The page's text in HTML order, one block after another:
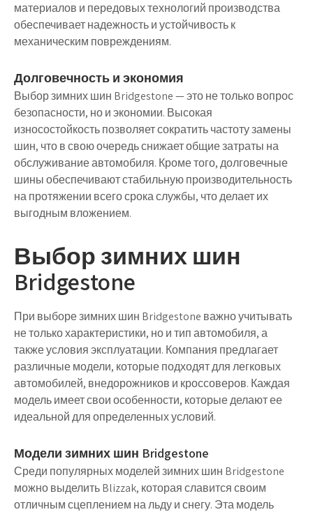
материалов и передовых технологий производства
обеспечивает надежность и устойчивость к
механическим повреждениям.
Долговечность и экономия
Выбор зимних шин Bridgestone — это не только вопрос
безопасности, но и экономии. Высокая
износостойкость позволяет сократить частоту замены
шин, что в свою очередь снижает общие затраты на
обслуживание автомобиля. Кроме того, долговечные
шины обеспечивают стабильную производительность
на протяжении всего срока службы, что делает их
выгодным вложением.
Выбор зимних шин
Bridgestone
При выборе зимних шин Bridgestone важно учитывать
не только характеристики, но и тип автомобиля, а
также условия эксплуатации. Компания предлагает
различные модели, которые подходят для легковых
автомобилей, внедорожников и кроссоверов. Каждая
модель имеет свои особенности, которые делают ее
идеальной для определенных условий.
Модели зимних шин Bridgestone
Среди популярных моделей зимних шин Bridgestone
можно выделить Blizzak, которая славится своим
отличным сцеплением на льду и снегу. Эта модель